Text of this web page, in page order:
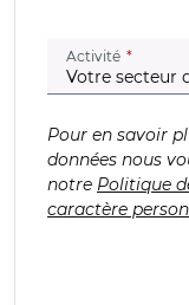
Activité (champ
Pour en savoir
données nous
notre Politique
caractère